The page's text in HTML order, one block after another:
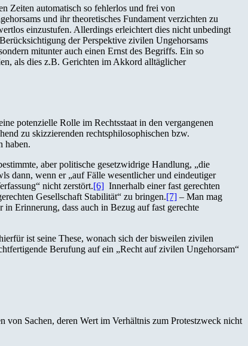
Zeiten automatisch so fehlerlos und frei von
und ihr theoretisches Fundament verzichten zu
einzustufen. Allerdings erleichtert dies nicht unbedingt
der Perspektive zivilen Ungehorsams
mitunter auch einen Ernst des Begriffs. Ein so
als dies z.B. Gerichten im Akkord alltäglicher
potenzielle Rolle im Rechtsstaat in den vergangenen
zu skizzierenden rechtsphilosophischen bzw.
haben.
aber politische gesetzwidrige Handlung, „die
dann, wenn er „auf Fälle wesentlicher und eindeutiger
nicht zerstört.[6] Innerhalb einer fast gerechten
Gesellschaft Stabilität“ zu bringen.[7] – Man mag
Erinnerung, dass auch in Bezug auf fast gerechte
ist seine These, wonach sich der bisweilen zivilen
Berufung auf ein „Recht auf zivilen Ungehorsam“
von Sachen, deren Wert im Verhältnis zum Protestzweck nicht